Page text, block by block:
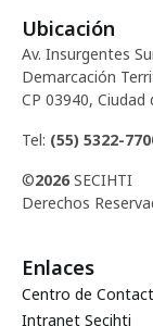
Ubicación
Av. Insurgentes
Demarcación
CP 03940, Ciudad
Tel: (55) 5322-
©2026 SECIHTI
Derechos
Enlaces
Centro de
Intranet Secihti